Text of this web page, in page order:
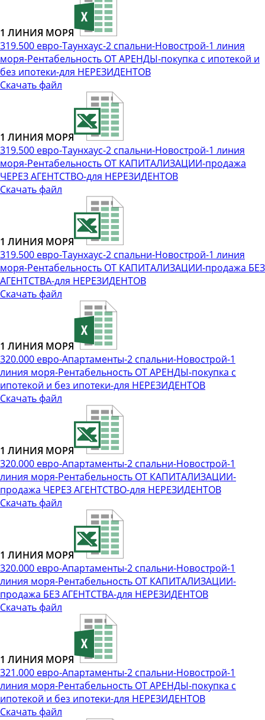
1 ЛИНИЯ МОРЯ
319.500 евро-Таунхаус-2 спальни-Новострой-1 линия
моря-Рентабельность ОТ АРЕНДЫ-покупка с ипотекой и
без ипотеки-для НЕРЕЗИДЕНТОВ
Скачать файл
1 ЛИНИЯ МОРЯ
319.500 евро-Таунхаус-2 спальни-Новострой-1 линия
моря-Рентабельность ОТ КАПИТАЛИЗАЦИИ-продажа
ЧЕРЕЗ АГЕНТСТВО-для НЕРЕЗИДЕНТОВ
Скачать файл
1 ЛИНИЯ МОРЯ
319.500 евро-Таунхаус-2 спальни-Новострой-1 линия
моря-Рентабельность ОТ КАПИТАЛИЗАЦИИ-продажа БЕЗ
АГЕНТСТВА-для НЕРЕЗИДЕНТОВ
Скачать файл
1 ЛИНИЯ МОРЯ
320.000 евро-Апартаменты-2 спальни-Новострой-1
линия моря-Рентабельность ОТ АРЕНДЫ-покупка с
ипотекой и без ипотеки-для НЕРЕЗИДЕНТОВ
Скачать файл
1 ЛИНИЯ МОРЯ
320.000 евро-Апартаменты-2 спальни-Новострой-1
линия моря-Рентабельность ОТ КАПИТАЛИЗАЦИИ-
продажа ЧЕРЕЗ АГЕНТСТВО-для НЕРЕЗИДЕНТОВ
Скачать файл
1 ЛИНИЯ МОРЯ
320.000 евро-Апартаменты-2 спальни-Новострой-1
линия моря-Рентабельность ОТ КАПИТАЛИЗАЦИИ-
продажа БЕЗ АГЕНТСТВА-для НЕРЕЗИДЕНТОВ
Скачать файл
1 ЛИНИЯ МОРЯ
321.000 евро-Апартаменты-2 спальни-Новострой-1
линия моря-Рентабельность ОТ АРЕНДЫ-покупка с
ипотекой и без ипотеки-для НЕРЕЗИДЕНТОВ
Скачать файл